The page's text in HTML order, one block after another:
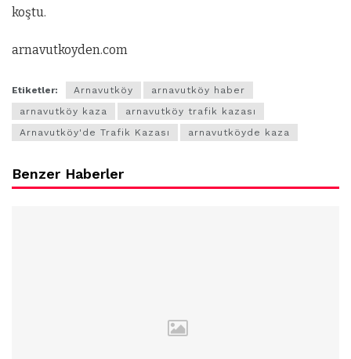
koştu.
arnavutkoyden.com
Etiketler: Arnavutköy
arnavutköy haber
arnavutköy kaza
arnavutköy trafik kazası
Arnavutköy'de Trafik Kazası
arnavutköyde kaza
Benzer Haberler